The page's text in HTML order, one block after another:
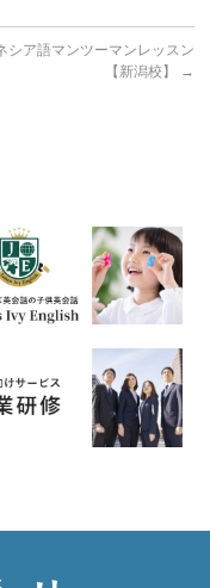
シア語マンツーマンレッスン
【新潟校】
→